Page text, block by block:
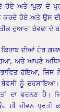
ਹੋਏ ਅਤੇ ‘ਪੁਲ’ ਦੇ
ਕਰਦੇ ਹੋਏ ਅਤੇ ਉਸ
ਦੁਆਰਾ ਬੇਵਫਾ ਦੇ
ਦੀਆਂ ਹੋਰ
ਅਤੇ ਆਪਣੇ
ਹੋਇਆ, ਜਿਸ ਨੇ
ਨੂੰ
ਦਾ ਵਰਨਣ
ਸੀ ਜੀਵਨ ਪ੍ਰਤੀ